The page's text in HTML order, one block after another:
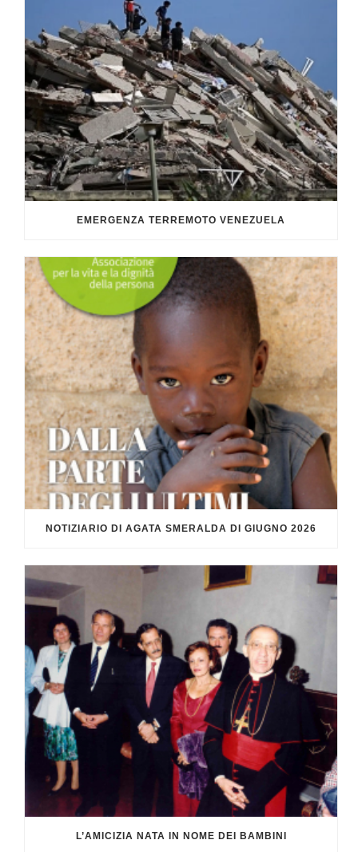
EMERGENZA TERREMOTO VENEZUELA
NOTIZIARIO DI AGATA SMERALDA DI GIUGNO 2026
L’AMICIZIA NATA IN NOME DEI BAMBINI